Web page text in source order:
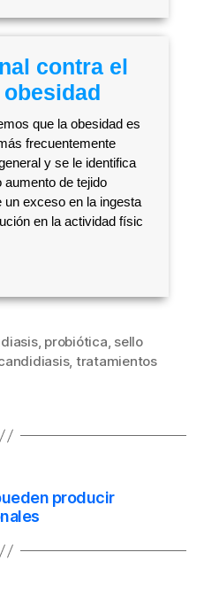
contra el
que la obesidad es
frecuentemente
y se le identifica
de tejido
exceso en la ingesta
en la actividad físic
, probiótica, sello
, tratamientos
producir